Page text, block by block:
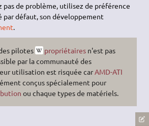
pas de problème, utilisez de préférence
défaut, son développement
.
pilotes propriétairesn'est pas
par la communauté des
utilisation est risquée carAMD-ATI
conçus spécialement pour
ou chaque types de matériels.